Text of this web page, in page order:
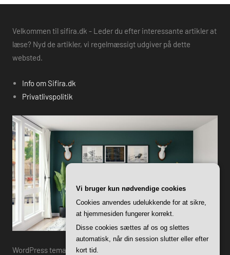
Velkommen til sifira.dk - Leder du efter interessante artikler at
læse? Nyd de artikler, vi regelmæssigt udgiver på dette
websted.
Info om Sifira.dk
Privatlivspolitik
WordPress tema: Harrison by ThemeZee.
Vi bruger kun nødvendige cookies
Cookies anvendes udelukkende for at sikre,
at hjemmesiden fungerer korrekt.
Disse cookies sættes af os og slettes
automatisk, når din session slutter eller efter
kort tid.